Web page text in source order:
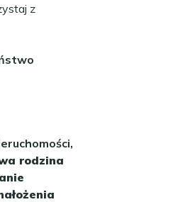
z
rodzina